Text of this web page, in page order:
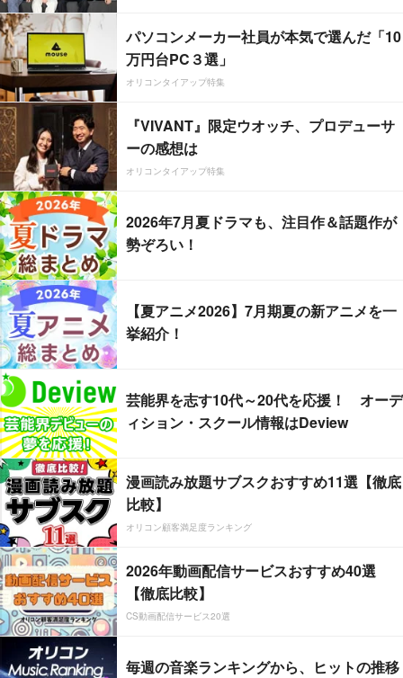
パソコンメーカー社員が本気で選んだ「10
万円台PC３選」
オリコンタイアップ特集
『VIVANT』限定ウオッチ、プロデューサ
ーの感想は
オリコンタイアップ特集
2026年7月夏ドラマも、注目作＆話題作が
勢ぞろい！
【夏アニメ2026】7月期夏の新アニメを一
挙紹介！
芸能界を志す10代～20代を応援！ オーデ
ィション・スクール情報はDeview
漫画読み放題サブスクおすすめ11選【徹底
比較】
オリコン顧客満足度ランキング
2026年動画配信サービスおすすめ40選
【徹底比較】
CS動画配信サービス20選
毎週の音楽ランキングから、ヒットの推移